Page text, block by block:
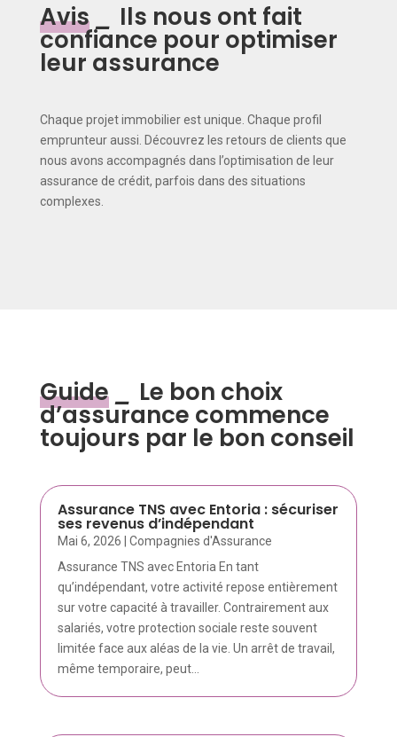
Avis _ Ils nous ont fait
confiance pour optimiser
leur assurance
Chaque projet immobilier est unique. Chaque profil
emprunteur aussi. Découvrez les retours de clients que
nous avons accompagnés dans l’optimisation de leur
assurance de crédit, parfois dans des situations
complexes.
Guide _ Le bon choix
d’assurance commence
toujours par le bon conseil
Assurance TNS avec Entoria : sécuriser
ses revenus d’indépendant
Mai 6, 2026
Compagnies d'Assurance
Assurance TNS avec Entoria En tant
qu’indépendant, votre activité repose entièrement
sur votre capacité à travailler. Contrairement aux
salariés, votre protection sociale reste souvent
limitée face aux aléas de la vie. Un arrêt de travail,
même temporaire, peut...